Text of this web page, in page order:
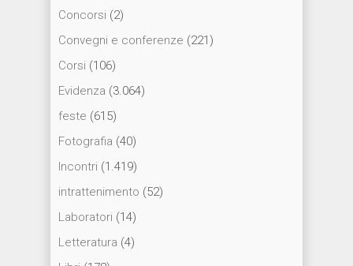
Concorsi (2)
Convegni e conferenze (221)
Corsi (106)
Evidenza (3.064)
feste (615)
Fotografia (40)
Incontri (1.419)
intrattenimento (52)
Laboratori (14)
Letteratura (4)